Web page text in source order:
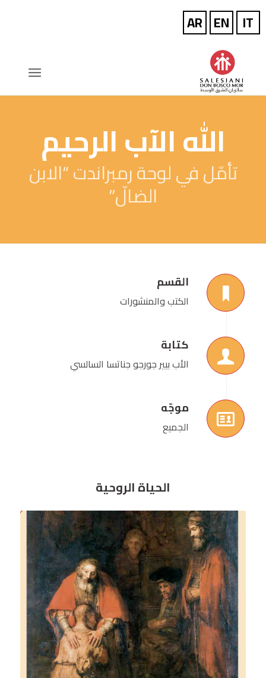
الله الآب الرحيم
تأمّل في لوحة رمبراندت “الابن
الضالّ”
القسم
الكتب والمنشورات
كتابة
الأب بيير جورجو جناتسا السالسي
موجّه
الجميع
الحياة الروحية